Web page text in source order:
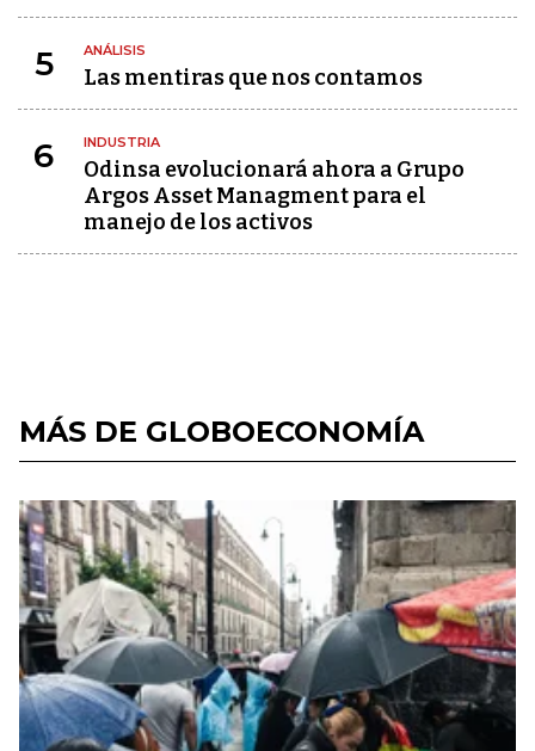
5 ANÁLISIS
Las mentiras que nos contamos
6 INDUSTRIA
Odinsa evolucionará ahora a Grupo
Argos Asset Managment para el
manejo de los activos
MÁS DE GLOBOECONOMÍA